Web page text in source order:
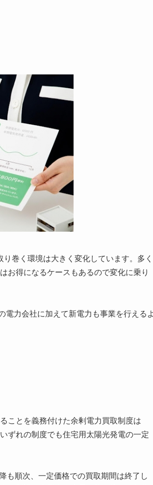
巻く環境は大きく変化しています。多く
お得になるケースもあるので変化に乗り
電力会社に加えて新電力も事業を行える
ことを義務付けた余剰電力買取制度は
ずれの制度でも住宅用太陽光発電の一定
も順次、一定価格での買取期間は終了し